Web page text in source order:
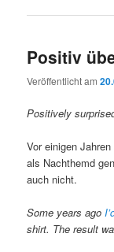
Positiv
Veröffentlicht am
Positively
Vor einigen Jahren
als Nachthemd
auch nicht.
Some years ago
shirt. The result